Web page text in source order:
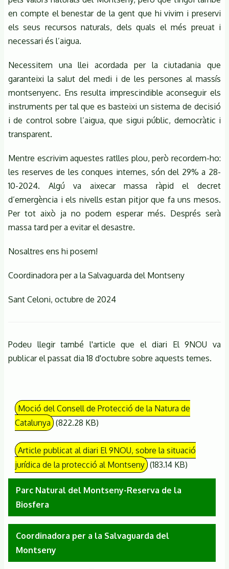
en compte el benestar de la gent que hi vivim i preservi
els seus recursos naturals, dels quals el més preuat i
necessari és l’aigua.
Necessitem una llei acordada per la ciutadania que
garanteixi la salut del medi i de les persones al massís
montsenyenc. Ens resulta imprescindible aconseguir els
instruments per tal que es basteixi un sistema de decisió
i de control sobre l’aigua, que sigui públic, democràtic i
transparent.
Mentre escrivim aquestes ratlles plou, però recordem-ho:
les reserves de les conques internes, són del 29% a 28-
10-2024. Algú va aixecar massa ràpid el decret
d’emergència i els nivells estan pitjor que fa uns mesos.
Per tot això ja no podem esperar més. Després serà
massa tard per a evitar el desastre.
Nosaltres ens hi posem!
Coordinadora per a la Salvaguarda del Montseny
Sant Celoni, octubre de 2024
Podeu llegir també l'article que el diari El 9NOU va
publicar el passat dia 18 d'octubre sobre aquests temes.
Moció del Consell de Protecció de la Natura de
Catalunya (822.28 KB)
Article publicat al diari El 9NOU, sobre la situació
jurídica de la protecció al Montseny (183.14 KB)
Parc Natural del Montseny-Reserva de la
Biosfera
Coordinadora per a la Salvaguarda del
Montseny